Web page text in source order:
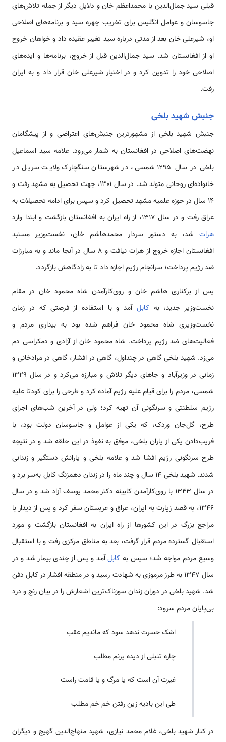
قبلی سید جمال‌الدین با محمداعظم خان و دلایل دیگر از جمله تلاش‌های
جاسوسان و عوامل انگلیس برای تخریب چهره سید و برنامه‌های اصلاحی
او، شیرعلی خان بعد از مدتی درباره سید تغییر عقیده داد و خواهان خروج
او از افغانستان شد. سید جمال‌الدین قبل از خروج، برنامه‌ها و ایده‌های
اصلاحی خود را تدوین کرد و در اختیار شیرعلی خان قرار داد و به ایران
رفت.
جنبش شهید بلخی
جنبش شهید بلخی از مشهورترین جنبش‌های اعتراضی و از پیشگامان
نهضت‌های اصلاحی در افغانستان به شمار می‌رود. علامه سید اسماعیل
بلخی در سال ۱۲۹۵ شمسی، در شهرستان سنگچارک ولایت سرپل در
خانواده‌ای روحانی متولد شد. در سال ۱۳۰۱، جهت تحصیل به مشهد رفت و
۱۴ سال در حوزه علمیه مشهد تحصیل کرد و سپس برای ادامه تحصیلات به
عراق رفت و در سال ۱۳۱۷، از راه ایران به افغانستان بازگشت و ابتدا وارد
هرات شد، به دستور سردار محمدهاشم خان، نخست‌وزیر مستبد
افغانستان اجازه خروج از هرات نیافت و ۸ سال در آنجا ماند و به مبارزات
ضد رژیم پرداخت؛ سرانجام رژیم اجازه داد تا به زادگاهش بازگردد.
پس از برکناری هاشم خان و روی‌کارآمدن شاه محمود خان در مقام
نخست‌وزیر جدید، به کابل آمد و با استفاده از فرصتی که در زمان
نخست‌وزیری شاه محمود خان فراهم شده بود به بیداری مردم و
فعالیت‌های ضد رژیم پرداخت. شاه محمود خان از آزادی و دمکراسی دم
می‌زد. شهید بلخی گاهی در چنداول، گاهی در افشار، گاهی در مرادخانی و
زمانی در وزیرآباد و جاهای دیگر تلاش و مبارزه می‌کرد و در سال ۱۳۲۹
شمسی، مردم را برای قیام علیه رژیم آماده کرد و طرحی را برای کودتا علیه
رژیم سلطنتی و سرنگونی آن تهیه کرد؛ ولی در آخرین شب‌های اجرای
طرح، گل‌جان وردک، که یکی از عوامل و جاسوسان دولت بود، با
فریب‌دادن یکی از یاران بلخی، موفق به نفوذ در این حلقه شد و در نتیجه
طرح سرنگونی رژیم افشا شد و علامه بلخی و یارانش دستگیر و زندانی
شدند. شهید بلخی ۱۴ سال و چند ماه را در زندان دهمزنگ کابل به‌سر برد و
در سال ۱۳۴۳ با روی‌کارآمدن کابینه دکتر محمد یوسف آزاد شد و در سال
۱۳۴۶، به قصد زیارت به ایران، عراق و عربستان سفر کرد و پس از دیدار با
مراجع بزرگ در این کشورها از راه ایران به افغانستان بازگشت و مورد
استقبال گسترده مردم قرار گرفت، بعد به مناطق مرکزی رفت و با استقبال
وسیع مردم مواجه شد؛ سپس به کابلآمد و پس از چندی بیمار شد و در
سال ۱۳۴۷ به طرز مرموزی به شهادت رسید و در منطقه افشار در کابل دفن
شد. شهید بلخی در دوران زندان سوزناک‌ترین اشعارش را در بیان رنج و درد
بی‌پایان مردم سرود:
اشک حسرت ندهد سود که ماندیم عقب
چاره تنبلی از دیده پرنم مطلب
غیرت آن است که یا مرگ و یا قامت راست
طی این بادیه زین رفتن خم خم مطلب
در کنار شهید بلخی، غلام محمد نیازی، شهید منهاج‌الدین گهیج و دیگران